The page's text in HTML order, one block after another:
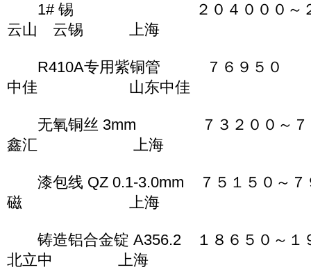
1# 锡 ２０４０００～２０
云山 云锡 上海
R410A专用紫铜管 ７６
中佳 山东中佳
无氧铜丝 3mm ７３２００～７
鑫汇 上海
漆包线 QZ 0.1-3.0mm ７５１５０～
磁 上海
铸造铝合金锭 A356.2 １８６５０～
北立中 上海